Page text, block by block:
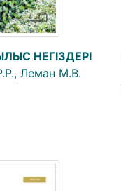
НЕГІЗДЕРІ
Леман М.В.